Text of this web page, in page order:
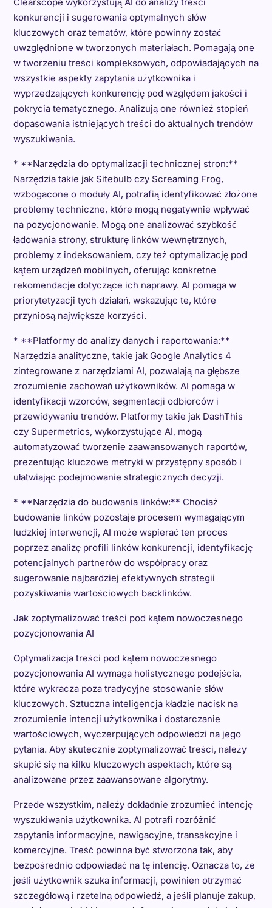
konkurencji i sugerowania optymalnych słów
kluczowych oraz tematów, które powinny zostać
uwzględnione w tworzonych materiałach. Pomagają one
w tworzeniu treści kompleksowych, odpowiadających na
wszystkie aspekty zapytania użytkownika i
wyprzedzających konkurencję pod względem jakości i
pokrycia tematycznego. Analizują one również stopień
dopasowania istniejących treści do aktualnych trendów
wyszukiwania.
* **Narzędzia do optymalizacji technicznej stron:**
Narzędzia takie jak Sitebulb czy Screaming Frog,
wzbogacone o moduły AI, potrafią identyfikować złożone
problemy techniczne, które mogą negatywnie wpływać
na pozycjonowanie. Mogą one analizować szybkość
ładowania strony, strukturę linków wewnętrznych,
problemy z indeksowaniem, czy też optymalizację pod
kątem urządzeń mobilnych, oferując konkretne
rekomendacje dotyczące ich naprawy. AI pomaga w
priorytetyzacji tych działań, wskazując te, które
przyniosą największe korzyści.
* **Platformy do analizy danych i raportowania:**
Narzędzia analityczne, takie jak Google Analytics 4
zintegrowane z narzędziami AI, pozwalają na głębsze
zrozumienie zachowań użytkowników. AI pomaga w
identyfikacji wzorców, segmentacji odbiorców i
przewidywaniu trendów. Platformy takie jak DashThis
czy Supermetrics, wykorzystujące AI, mogą
automatyzować tworzenie zaawansowanych raportów,
prezentując kluczowe metryki w przystępny sposób i
ułatwiając podejmowanie strategicznych decyzji.
* **Narzędzia do budowania linków:** Chociaż
budowanie linków pozostaje procesem wymagającym
ludzkiej interwencji, AI może wspierać ten proces
poprzez analizę profili linków konkurencji, identyfikację
potencjalnych partnerów do współpracy oraz
sugerowanie najbardziej efektywnych strategii
pozyskiwania wartościowych backlinków.
Jak zoptymalizować treści pod kątem nowoczesnego
pozycjonowania AI
Optymalizacja treści pod kątem nowoczesnego
pozycjonowania AI wymaga holistycznego podejścia,
które wykracza poza tradycyjne stosowanie słów
kluczowych. Sztuczna inteligencja kładzie nacisk na
zrozumienie intencji użytkownika i dostarczanie
wartościowych, wyczerpujących odpowiedzi na jego
pytania. Aby skutecznie zoptymalizować treści, należy
skupić się na kilku kluczowych aspektach, które są
analizowane przez zaawansowane algorytmy.
Przede wszystkim, należy dokładnie zrozumieć intencję
wyszukiwania użytkownika. AI potrafi rozróżnić
zapytania informacyjne, nawigacyjne, transakcyjne i
komercyjne. Treść powinna być stworzona tak, aby
bezpośrednio odpowiadać na tę intencję. Oznacza to, że
jeśli użytkownik szuka informacji, powinien otrzymać
szczegółową i rzetelną odpowiedź, a jeśli planuje zakup,